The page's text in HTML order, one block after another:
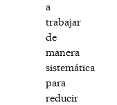
a
trabajar
de
manera
sistemática
para
reducir